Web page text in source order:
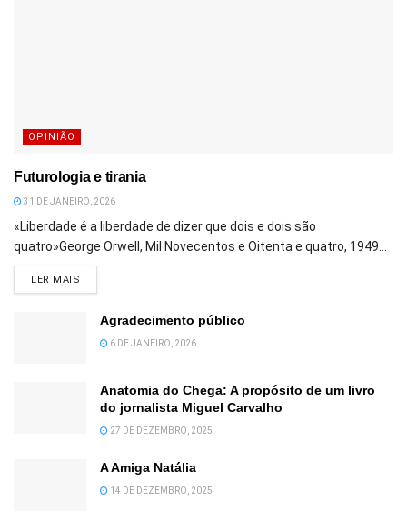
OPINIÃO
Futurologia e tirania
31 DE JANEIRO, 2026
«Liberdade é a liberdade de dizer que dois e dois são
quatro»George Orwell, Mil Novecentos e Oitenta e quatro, 1949...
LER MAIS
Agradecimento público
6 DE JANEIRO, 2026
Anatomia do Chega: A propósito de um livro
do jornalista Miguel Carvalho
27 DE DEZEMBRO, 2025
A Amiga Natália
14 DE DEZEMBRO, 2025